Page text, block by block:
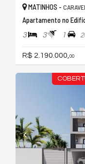
MATINHOS -
Apartamento no
3 3 1
R$ 2.190.000, 00